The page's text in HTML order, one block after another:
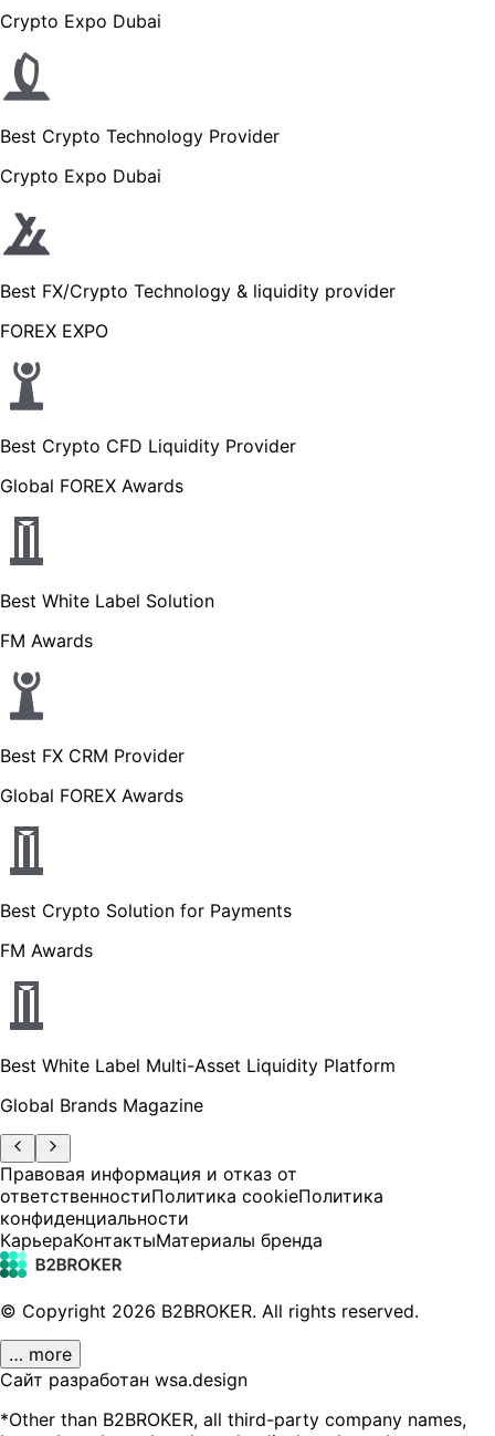
Crypto Expo Dubai
Best Crypto Technology Provider
Crypto Expo Dubai
Best FX/Crypto Technology & liquidity provider
FOREX EXPO
Best Crypto CFD Liquidity Provider
Global FOREX Awards
Best White Label Solution
FM Awards
Best FX CRM Provider
Global FOREX Awards
Best Crypto Solution for Payments
FM Awards
Best White Label Multi-Asset Liquidity Platform
Global Brands Magazine
Правовая информация и отказ от
ответственностиПолитика cookieПолитика
конфиденциальности
КарьераКонтактыМатериалы бренда
© Copyright 2026 B2BROKER. All rights reserved.
… more
Сайт разработан wsa.design
*Other than B2BROKER, all third-party company names,